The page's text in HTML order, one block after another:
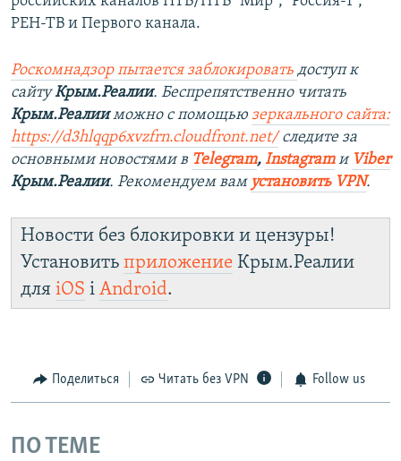
РЕН-ТВ и Первого канала.
Роскомнадзор пытается заблокировать доступ к
сайтуКрым.Реалии. Беспрепятственно читать
Крым.Реалииможно с помощью зеркального сайта:
https://d3hlqqp6xvzfrn.cloudfront.net/следите за
основными новостями в Telegram, Instagramи Viber
Крым.Реалии. Рекомендуем вам установить VPN.
Новости без блокировки и цензуры!
Установить приложение Крым.Реалии
для iOS і Android.
Поделиться Читать без VPN Follow us
ПО ТЕМЕ